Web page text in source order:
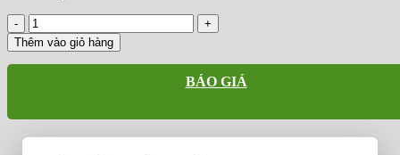
Máy
so
màu
quang
EZ
Thêm vào giỏ hàng
BÁO GIÁ